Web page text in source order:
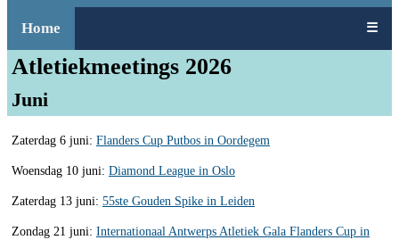
Home ☰
Atletiekmeetings 2026
Juni
Zaterdag 6 juni: Flanders Cup Putbos in Oordegem
Woensdag 10 juni: Diamond League in Oslo
Zaterdag 13 juni: 55ste Gouden Spike in Leiden
Zondag 21 juni: Internationaal Antwerps Atletiek Gala Flanders Cup in